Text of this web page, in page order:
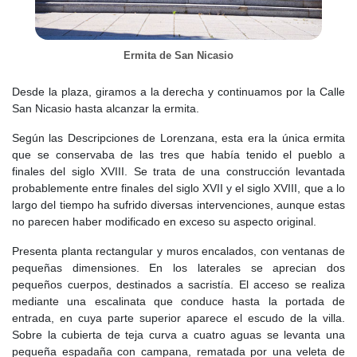
Según Madoz, a mediados del XIX alcanzaba unos 1.650
habitantes, aunque en 1888 había descendido a 1.112. La
cultivos de secano como trigo, cebada, guisantes, garbanzos,
complementaria, con animales de labor, lanar, cabrío y cerdos.
establecimientos dedicados a la elaboración de pan y vino para
consumo local, pero habían desaparecido actividades anteriores
como la fábrica de jabón y los tornos para hilar lana. El comercio
se limitaba a la venta de granos, lana, carne, vino y aceite, y a la
compra de tejidos y comestibles.
unas 300 casas de construcción modesta. La casa consistorial
incluía cárcel en su piso bajo, y el castillo de Puñonrostro se
encontraba ya muy transformado, ocupado por vecinos como
cámaras o dependencias auxiliares. A finales de siglo, las
viviendas aumentaron ligeramente hasta 334, aunque seguían
siendo antiguas, pobres y distribuidas en calles mal alineadas y
Ermita de San Nicasio
Desde la plaza, giramos a la derecha y continuamos por la Calle
San Nicasio hasta alcanzar la ermita.
Según las Descripciones de Lorenzana, esta era la única ermita
que se conservaba de las tres que había tenido el pueblo a
finales del siglo XVIII. Se trata de una construcción levantada
probablemente entre finales del siglo XVII y el siglo XVIII, que a lo
largo del tiempo ha sufrido diversas intervenciones, aunque estas
no parecen haber modificado en exceso su aspecto original.
Presenta planta rectangular y muros encalados, con ventanas de
pequeñas dimensiones. En los laterales se aprecian dos
pequeños cuerpos, destinados a sacristía. El acceso se realiza
mediante una escalinata que conduce hasta la portada de
entrada, en cuya parte superior aparece el escudo de la villa.
Sobre la cubierta de teja curva a cuatro aguas se levanta una
pequeña espadaña con campana, rematada por una veleta de